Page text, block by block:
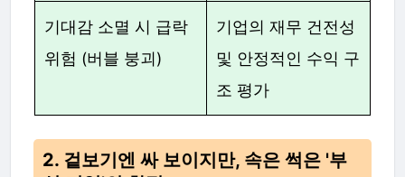
기대감 소멸 시 급락
위험 (버블 붕괴)
기업의 재무 건전성
및 안정적인 수익 구
조 평가
2. 겉보기엔 싸 보이지만, 속은 썩은 '부